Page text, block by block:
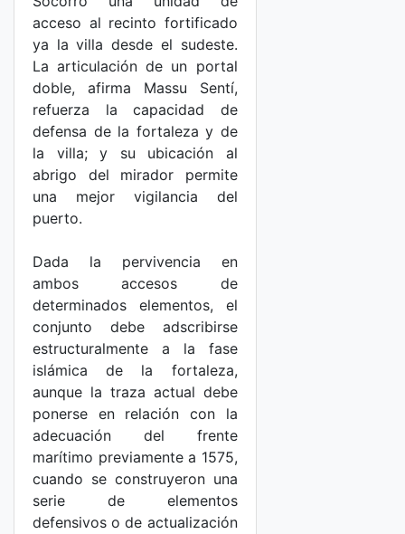
acceso al recinto fortificado
ya la villa desde el sudeste.
La articulación de un portal
doble, afirma Massu Sentí,
refuerza la capacidad de
defensa de la fortaleza y de
la villa; y su ubicación al
abrigo del mirador permite
una mejor vigilancia del
puerto.
Dada la pervivencia en
ambos accesos de
determinados elementos, el
conjunto debe adscribirse
estructuralmente a la fase
islámica de la fortaleza,
aunque la traza actual debe
ponerse en relación con la
adecuación del frente
marítimo previamente a 1575,
cuando se construyeron una
serie de elementos
defensivos o de actualización